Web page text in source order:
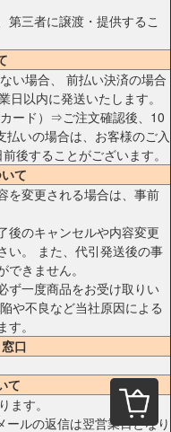
第三者に譲渡・提供するこ
い場合、 前払い決済の場合
日以内に発送いたします。
ード）⇒ご注文確認後、10
いの場合は、お客様のご入
後することがございます。
て
を変更される場合は、事前
後のキャンセルや内容変更
い。 また、代引発送後の事
きません。
ず一度商品をお受け取りい
や不良など当社原因による
。
口
て
ます。
ルの返信は翌営業日となり